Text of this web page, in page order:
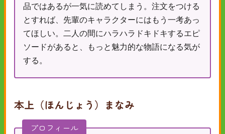
品ではあるが一気に読めてしまう。注文をつける
とすれば、先輩のキャラクターにはもう一考あっ
てほしい。二人の間にハラハラドキドキするエピ
ソードがあると、もっと魅力的な物語になる気が
する。
本上（ほんじょう）まなみ
プロフィール